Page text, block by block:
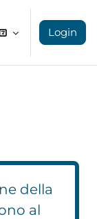
Login
della
al